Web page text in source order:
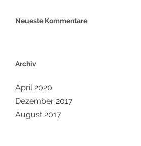
Neueste Kommentare
Archiv
April 2020
Dezember 2017
August 2017